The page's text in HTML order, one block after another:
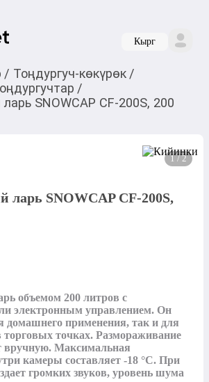
Кырг
/ Тоңдургуч-көкүрөк /
/
SNOWCAP CF-200S, 200
1 / 2
ларь SNOWCAP CF-200S,
объемом 200 литров с
электронным управлением. Он
домашнего применения, так и для
торговых точках. Размораживание
вручную. Максимальная
камеры составляет -18 °С. При
громких звуков, уровень шума